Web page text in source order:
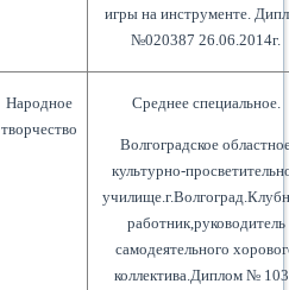
игры на инструменте.
№020387 26.06.2014г.
Народное
творчество
Среднее специальное.
Волгоградское
культурно-
работник,руководитель
самодеятельного
коллектива.Диплом №